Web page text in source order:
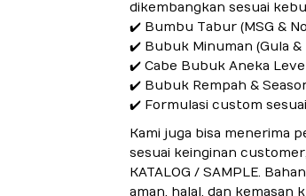
dikembangkan sesuai
✔️ Bumbu Tabur (MSG &
✔️ Bubuk Minuman (Gula &
✔️ Cabe Bubuk Aneka
✔️ Bubuk Rempah &
✔️ Formulasi custom
Kami juga bisa menerima
sesuai keinginan
KATALOG / SAMPLE.
aman, halal, dan kemasan